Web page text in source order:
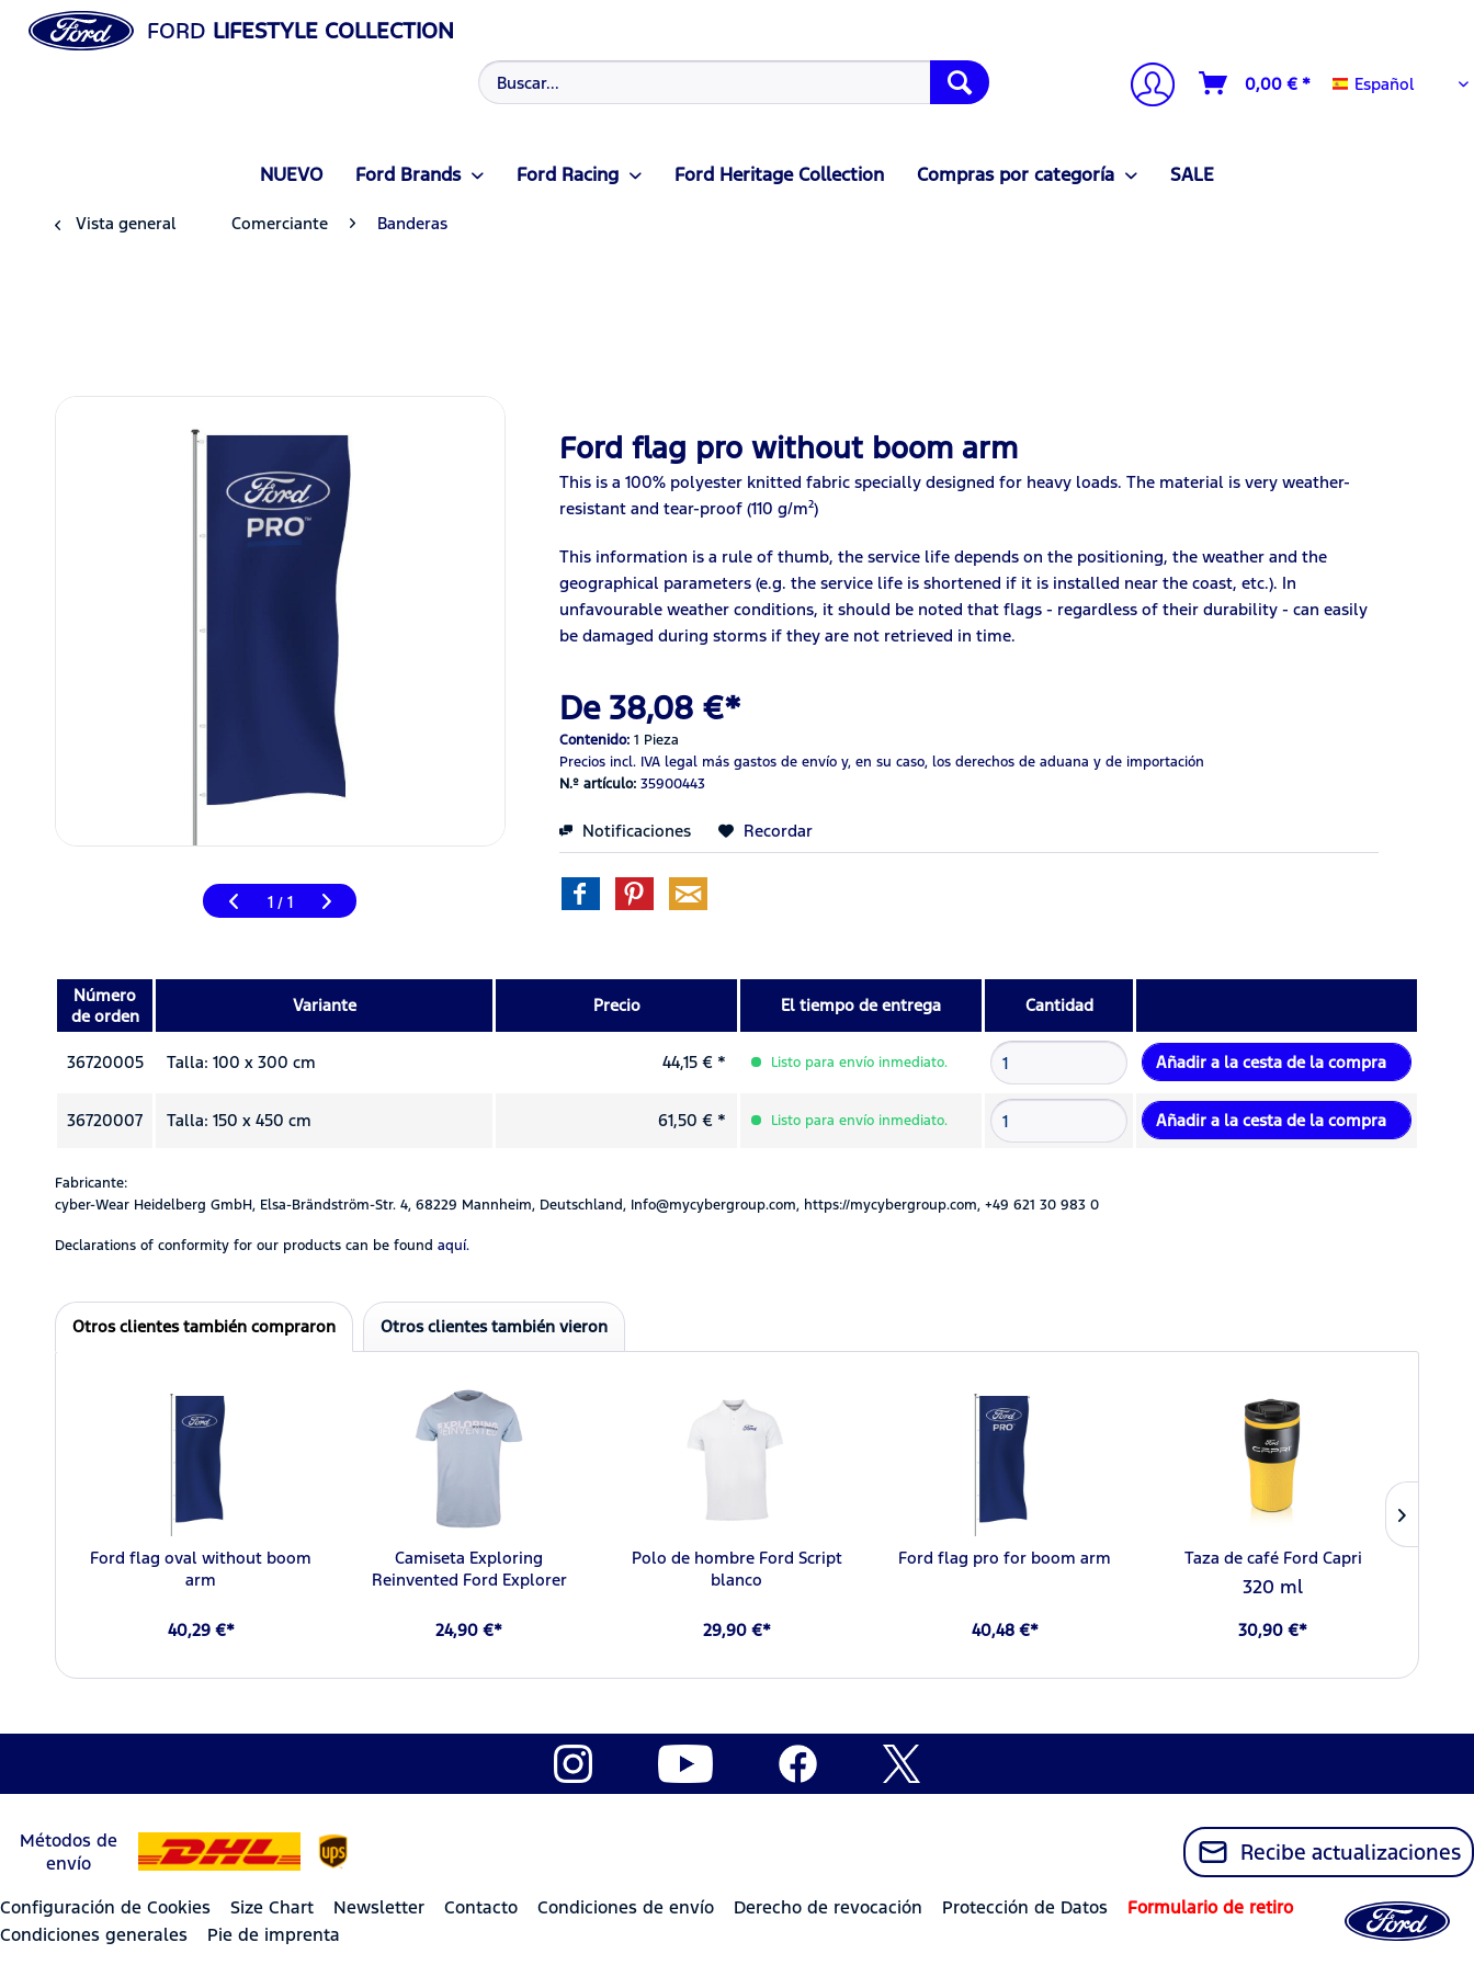
FORD LIFESTYLE COLLECTION
0,00 € * Español
Español
NUEVO Ford Brands Ford Racing Ford Heritage Collection Compras por categoría SALE
Vista general Comerciante Banderas
1 / 1
Ford flag pro without boom arm
This is a 100% polyester knitted fabric specially designed for heavy loads. The material is very weather-
resistant and tear-proof (110 g/m²)
This information is a rule of thumb, the service life depends on the positioning, the weather and the
geographical parameters (e.g. the service life is shortened if it is installed near the coast, etc.). In
unfavourable weather conditions, it should be noted that flags - regardless of their durability - can easily
be damaged during storms if they are not retrieved in time.
De 38,08 €*
Contenido:1 Pieza
Precios incl. IVA legal más gastos de envío y, en su caso, los derechos de aduana y de importación
N.º artículo:35900443
Notificaciones Recordar
Número
de orden
Variante Precio El tiempo de entrega Cantidad
36720005 Talla: 100 x 300 cm 44,15 € * Listo para envío inmediato. Añadir a la cesta de la compra
36720007 Talla: 150 x 450 cm 61,50 € * Listo para envío inmediato. Añadir a la cesta de la compra
Fabricante:
cyber-Wear Heidelberg GmbH, Elsa-Brändström-Str. 4, 68229 Mannheim, Deutschland, Info@mycybergroup.com, https://mycybergroup.com, +49 621 30 983 0
Declarations of conformity for our products can be found aquí.
Otros clientes también compraron Otros clientes también vieron
Ford flag oval without boom
arm
40,29 €*
Camiseta Exploring
Reinvented Ford Explorer
24,90 €*
Polo de hombre Ford Script
blanco
29,90 €*
Ford flag pro for boom arm
40,48 €*
Taza de café Ford Capri
320 ml
30,90 €*
Métodos de
envío
Recibe actualizaciones
Configuración de Cookies Size Chart Newsletter Contacto Condiciones de envío Derecho de revocación Protección de Datos
Formulario de retiro
Condiciones generales
Pie de imprenta